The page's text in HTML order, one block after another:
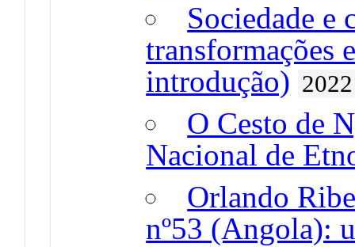
Sociedade e
transformações
introdução) 2022
O Cesto de
Nacional de
Orlando
nº53 (Angola):